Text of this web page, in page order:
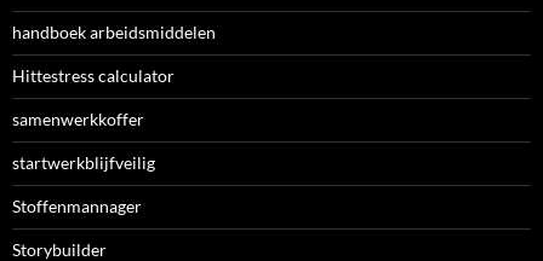
handboek arbeidsmiddelen
Hittestress calculator
samenwerkkoffer
startwerkblijfveilig
Stoffenmannager
Storybuilder